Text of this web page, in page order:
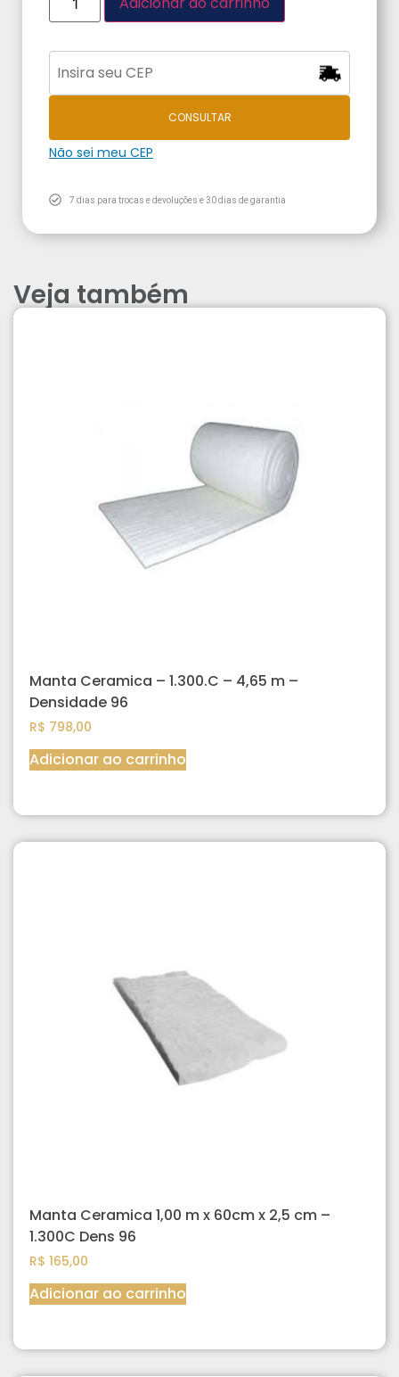
CONSULTAR
Não sei meu CEP
7 dias para trocas e devoluções e 30 dias de garantia
Veja também
Manta Ceramica – 1.300.C – 4,65 m –
Densidade 96
R$ 798,00
Adicionar ao carrinho
Manta Ceramica 1,00 m x 60cm x 2,5 cm –
1.300C Dens 96
R$ 165,00
Adicionar ao carrinho